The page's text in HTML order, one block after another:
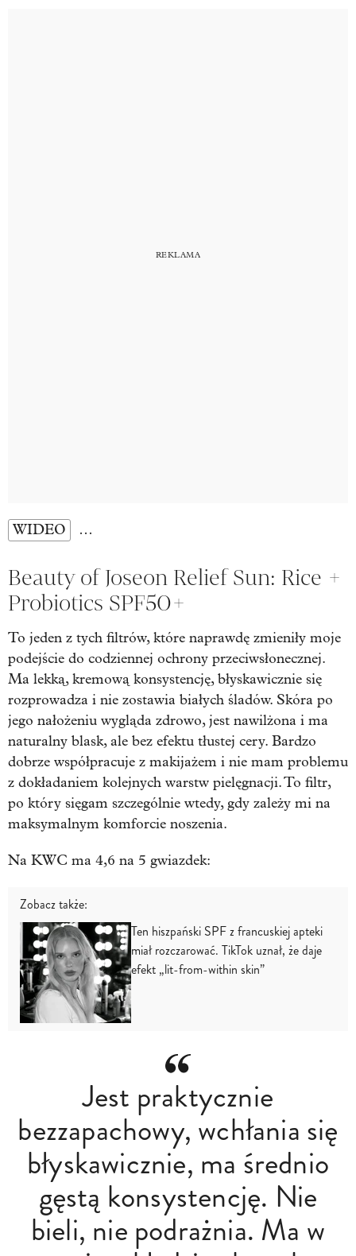
WIDEO …
Beauty of Joseon Relief Sun: Rice +
Probiotics SPF50+
To jeden z tych filtrów, które naprawdę zmieniły moje
podejście do codziennej ochrony przeciwsłonecznej.
Ma lekką, kremową konsystencję, błyskawicznie się
rozprowadza i nie zostawia białych śladów. Skóra po
jego nałożeniu wygląda zdrowo, jest nawilżona i ma
naturalny blask, ale bez efektu tłustej cery. Bardzo
dobrze współpracuje z makijażem i nie mam problemu
z dokładaniem kolejnych warstw pielęgnacji. To filtr,
po który sięgam szczególnie wtedy, gdy zależy mi na
maksymalnym komforcie noszenia.
Na KWC ma 4,6 na 5 gwiazdek:
Zobacz także:
Ten hiszpański SPF z francuskiej apteki
miał rozczarować. TikTok uznał, że daje
efekt „lit-from-within skin”
Jest praktycznie
bezzapachowy, wchłania się
błyskawicznie, ma średnio
gęstą konsystencję. Nie
bieli, nie podrażnia. Ma w